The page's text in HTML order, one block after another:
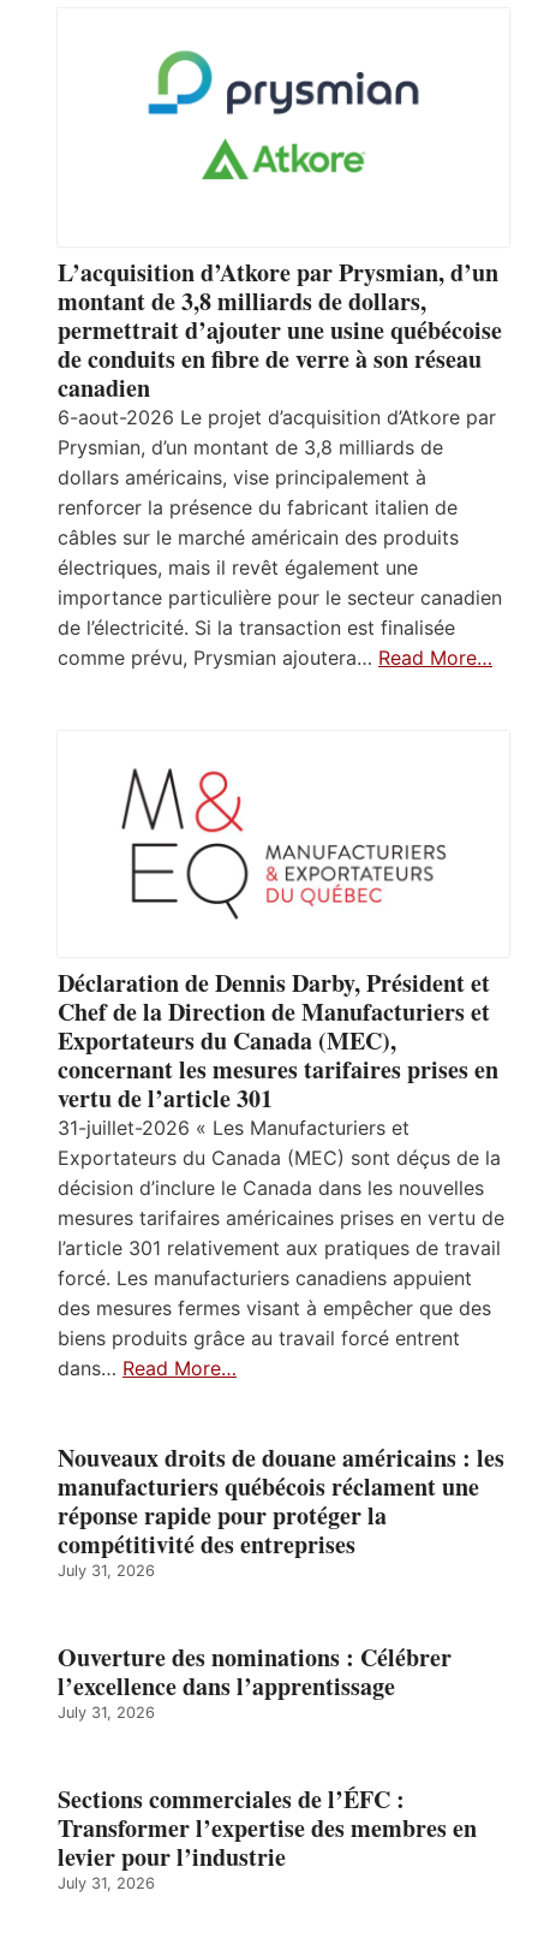
L’acquisition d’Atkore par Prysmian, d’un
montant de 3,8 milliards de dollars,
permettrait d’ajouter une usine québécoise
de conduits en fibre de verre à son réseau
canadien
6-aout-2026 Le projet d’acquisition d’Atkore par
Prysmian, d’un montant de 3,8 milliards de
dollars américains, vise principalement à
renforcer la présence du fabricant italien de
câbles sur le marché américain des produits
électriques, mais il revêt également une
importance particulière pour le secteur canadien
de l’électricité. Si la transaction est finalisée
comme prévu, Prysmian ajoutera… Read More…
Déclaration de Dennis Darby, Président et
Chef de la Direction de Manufacturiers et
Exportateurs du Canada (MEC),
concernant les mesures tarifaires prises en
vertu de l’article 301
31-juillet-2026 « Les Manufacturiers et
Exportateurs du Canada (MEC) sont déçus de la
décision d’inclure le Canada dans les nouvelles
mesures tarifaires américaines prises en vertu de
l’article 301 relativement aux pratiques de travail
forcé. Les manufacturiers canadiens appuient
des mesures fermes visant à empêcher que des
biens produits grâce au travail forcé entrent
dans… Read More…
Nouveaux droits de douane américains : les
manufacturiers québécois réclament une
réponse rapide pour protéger la
compétitivité des entreprises
July 31, 2026
Ouverture des nominations : Célébrer
l’excellence dans l’apprentissage
July 31, 2026
Sections commerciales de l’ÉFC :
Transformer l’expertise des membres en
levier pour l’industrie
July 31, 2026